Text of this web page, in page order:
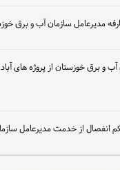
مدیرعامل سازمان آب و برق
و برق خوزستان از پروژه های
انفصال از خدمت مدیرعامل